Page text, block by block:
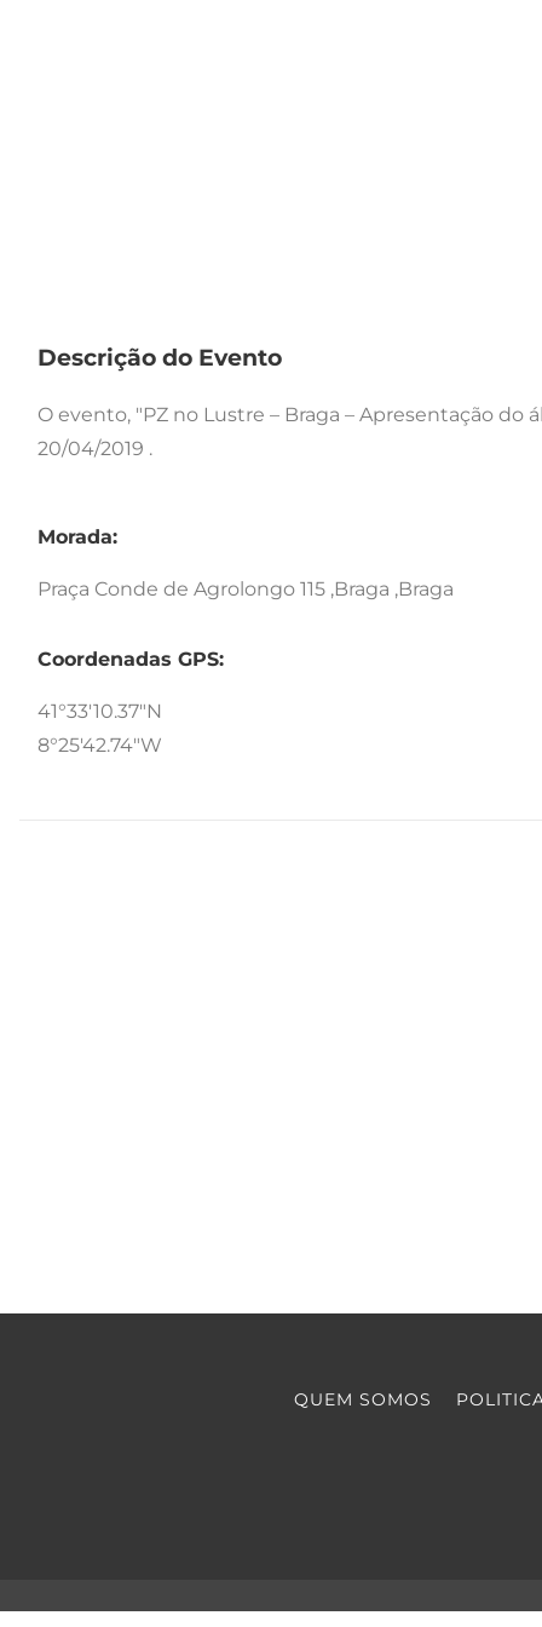
Descrição do Evento
O evento, "PZ no Lustre – Braga – Apresentação do
20/04/2019 .
Morada:
Praça Conde de Agrolongo 115 ,Braga ,Braga
Coordenadas GPS:
41°33'10.37"N
8°25'42.74"W
QUEM SOMOS